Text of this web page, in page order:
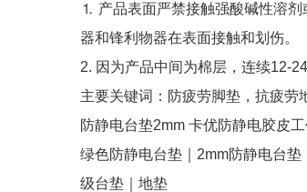
⒈ 产品表面严禁接触强酸碱性溶
器和锋利物器在表面接触和划伤。
2. 因为产品中间为棉层，连续12-
主要关键词：防疲劳脚垫，抗疲
防静电台垫2mm 卡优防静电胶皮
绿色防静电台垫｜2mm防静电台
级台垫｜地垫